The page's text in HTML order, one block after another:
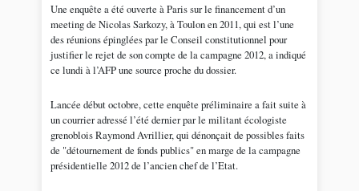
Une enquête a été ouverte à Paris sur le financement d’un
meeting de Nicolas Sarkozy, à Toulon en 2011, qui est l’une
des réunions épinglées par le Conseil constitutionnel pour
justifier le rejet de son compte de la campagne 2012, a indiqué
ce lundi à l’AFP une source proche du dossier.
Lancée début octobre, cette enquête préliminaire a fait suite à
un courrier adressé l’été dernier par le militant écologiste
grenoblois Raymond Avrillier, qui dénonçait de possibles faits
de "détournement de fonds publics" en marge de la campagne
présidentielle 2012 de l’ancien chef de l’Etat.